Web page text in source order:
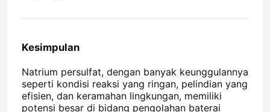
Aditif makanan
Bahan Kimia Metalurgi
Kesimpulan
Natrium persulfat, dengan banyak keunggulannya
seperti kondisi reaksi yang ringan, pelindian yang
efisien, dan keramahan lingkungan, memiliki
potensi besar di bidang pengolahan baterai